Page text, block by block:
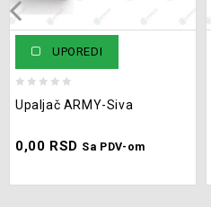
UPOREDI
out
5
Upaljač ARMY-Siva
0,00 RSD Sa PDV-om